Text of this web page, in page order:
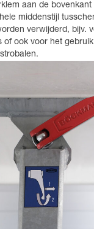
aan de bovenkant
middenstijl
verwijderd, bijv.
of ook voor het